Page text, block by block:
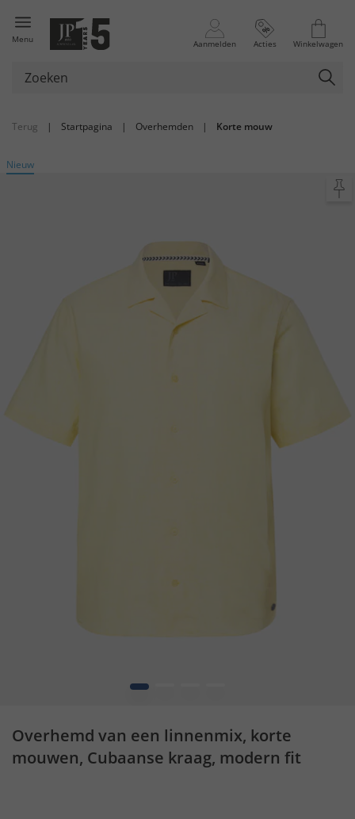
Menu Aanmelden Acties Winkelwagen
Terug | Startpagina | Overhemden | Korte mouw
Nieuw
1
Overhemd van een linnenmix, korte
mouwen, Cubaanse kraag, modern fit